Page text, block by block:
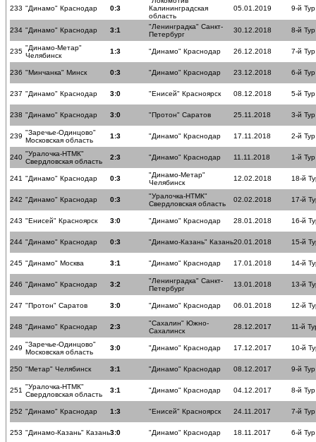
233 "Динамо" Краснодар 0:3
Калининградская
область
05.01.2019 9-й Тур
234 "Динамо" Краснодар 3:1
"Ленинградка" Санкт-
Петербург
30.12.2018 8-й Тур
235 "Динамо-Метар"
Челябинск
1:3 "Динамо" Краснодар 26.12.2018 7-й Тур
236 "Минчанка" Минск 0:3 "Динамо" Краснодар 23.12.2018 6-й Тур
237 "Динамо" Краснодар 3:0 "Енисей" Красноярск 08.12.2018 5-й Тур
238 "Динамо" Краснодар 3:0 "Протон" Саратов 25.11.2018 3-й Тур
239 "Заречье-Одинцово"
Московская область
1:3 "Динамо" Краснодар 17.11.2018 2-й Тур
240 "Уралочка-НТМК"
Свердловская область
2:3 "Динамо" Краснодар 11.11.2018 1-й Тур
241 "Динамо" Краснодар 0:3
"Динамо-Метар"
Челябинск
12.02.2018 18-й
242 "Динамо" Краснодар 0:3
"Уралочка-НТМК"
Свердловская область
02.02.2018 17-й
243 "Енисей" Красноярск 3:0 "Динамо" Краснодар 28.01.2018 16-й
244 "Динамо" Краснодар 0:3 "Динамо-Казань" Казань20.01.2018 15-й
245 "Динамо" Москва 3:1 "Динамо" Краснодар 17.01.2018 14-й
246 "Динамо" Краснодар 3:2
"Ленинградка" Санкт-
Петербург
13.01.2018 13-й
247 "Протон" Саратов 3:0 "Динамо" Краснодар 06.01.2018 12-й
248 "Динамо" Краснодар 2:3
"Сахалин" Южно-
Сахалинск
28.12.2017 11-й
249 "Заречье-Одинцово"
Московская область
3:0 "Динамо" Краснодар 17.12.2017 10-й
250 "Метар" Челябинск 3:1 "Динамо" Краснодар 08.12.2017 9-й Тур
251 "Уралочка-НТМК"
Свердловская область
3:1 "Динамо" Краснодар 04.12.2017 8-й Тур
252 "Динамо" Краснодар 1:3 "Енисей" Красноярск 24.11.2017 7-й Тур
253 "Динамо-Казань" Казань3:0 "Динамо" Краснодар 18.11.2017 6-й Тур